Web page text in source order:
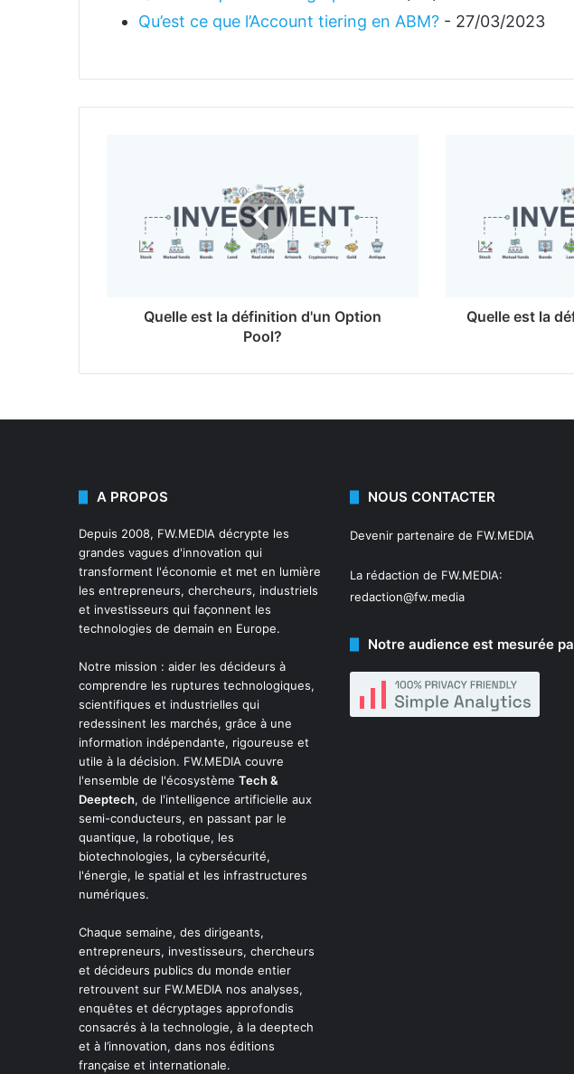
Qu’est ce que l’Account tiering en ABM? - 27/03/2023
Quelle est la définition d'un Option
Pool?
Quelle est la
A PROPOS
Depuis 2008, FW.MEDIA décrypte les
grandes vagues d'innovation qui
transforment l'économie et met en lumière
les entrepreneurs, chercheurs, industriels
et investisseurs qui façonnent les
technologies de demain en Europe.
Notre mission : aider les décideurs à
comprendre les ruptures technologiques,
scientifiques et industrielles qui
redessinent les marchés, grâce à une
information indépendante, rigoureuse et
utile à la décision. FW.MEDIA couvre
l'ensemble de l'écosystème Tech &
Deeptech, de l'intelligence artificielle aux
semi-conducteurs, en passant par le
quantique, la robotique, les
biotechnologies, la cybersécurité,
l'énergie, le spatial et les infrastructures
numériques.
Chaque semaine, des dirigeants,
entrepreneurs, investisseurs, chercheurs
et décideurs publics du monde entier
retrouvent sur FW.MEDIA nos analyses,
enquêtes et décryptages approfondis
consacrés à la technologie, à la deeptech
et à l’innovation, dans nos éditions
française et internationale.
NOUS CONTACTER
Devenir partenaire de FW.MEDIA
La rédaction de FW.MEDIA:
redaction@fw.media
Notre audience est mesurée